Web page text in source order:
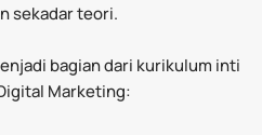
sekadar teori.
bagian dari kurikulum inti
Marketing: